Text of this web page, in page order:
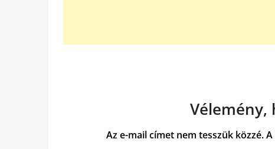
Vélemény,
Az e-mail címet nem tesszük közzé.